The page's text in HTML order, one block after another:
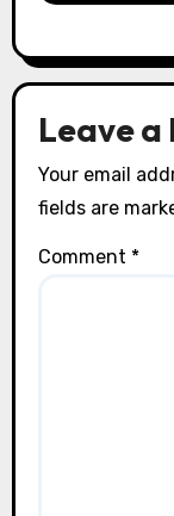
Leave a
Your email
fields are
Comment *